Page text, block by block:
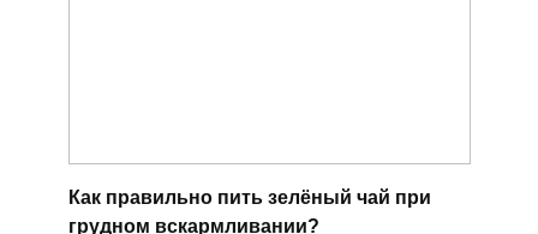
Как правильно пить зелёный чай при
грудном вскармливании?